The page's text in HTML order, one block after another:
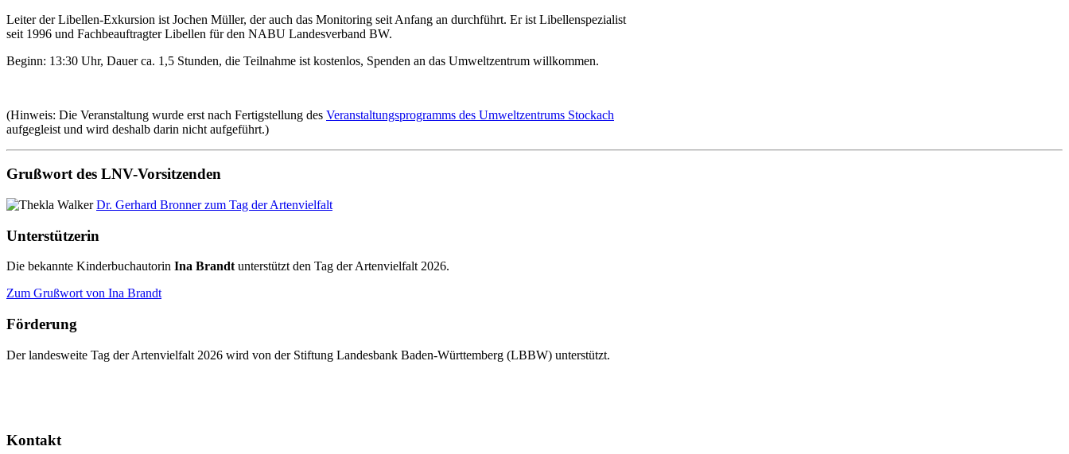
Leiter der Libellen-Exkursion ist Jochen Müller, der auch das Monitoring seit Anfang an durchführt. Er ist Libellenspezialist
seit 1996 und Fachbeauftragter Libellen für den NABU Landesverband BW.
Beginn: 13:30 Uhr, Dauer ca. 1,5 Stunden, die Teilnahme ist kostenlos, Spenden an das Umweltzentrum willkommen.
(Hinweis: Die Veranstaltung wurde erst nach Fertigstellung des Veranstaltungsprogramms des Umweltzentrums Stockach
aufgegleist und wird deshalb darin nicht aufgeführt.)
Grußwort des LNV-Vorsitzenden
Dr. Gerhard Bronner zum Tag der Artenvielfalt
Unterstützerin
Die bekannte Kinderbuchautorin Ina Brandtunterstützt den Tag der Artenvielfalt 2026.
Zum Grußwort von Ina Brandt
Förderung
Der landesweite Tag der Artenvielfalt 2026 wird von der Stiftung Landesbank Baden-Württemberg (LBBW) unterstützt.
Kontakt